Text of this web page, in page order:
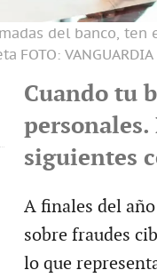
del banco,
FOTO: VANGUARDIA
Cuando tu
siguientes
A finales del
sobre fraudes
lo que